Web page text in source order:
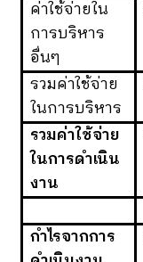
ค่าใช้จ่ายใน
การบริหาร
อื่นๆ
รวมค่าใช้จ่าย
ในการบริหาร
รวมค่าใช้จ่าย
ในการดำเนิน
งาน
กำไรจากการ